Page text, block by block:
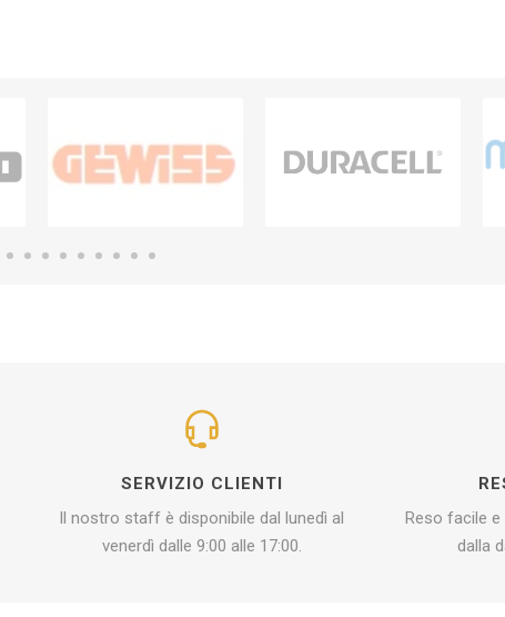
SERVIZIO CLIENTI
Il nostro staff è disponibile dal lunedì al
venerdì dalle 9:00 alle 17:00.
Reso facile
dalla